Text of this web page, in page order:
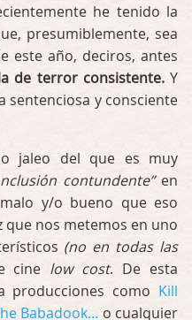
he tenido la
presumiblemente, sea
este año, deciros, antes
de terror consistente.Y
sentenciosa y consciente
jaleo del que es muy
contundente”en
y/o bueno que eso
que nos metemos en uno
(no en todas las
cine low cost. De esta
producciones como Kill
Babadook… o cualquier